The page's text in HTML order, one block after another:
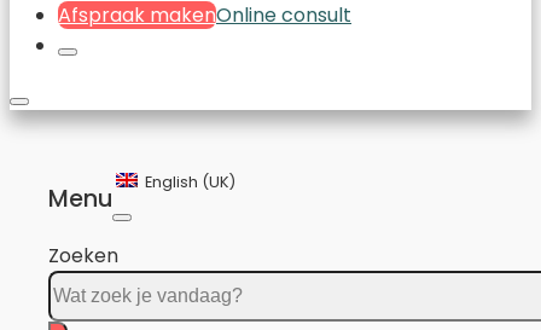
Afspraak makenOnline consult
Menu
English (UK)
Zoeken